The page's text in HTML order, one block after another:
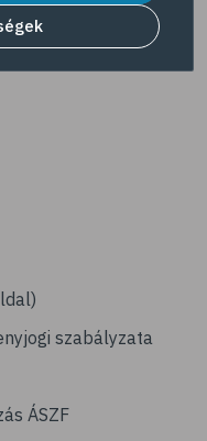
szabályzata
ÁSZF